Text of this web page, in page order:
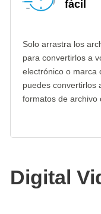
fácil
Solo arrastra los
para convertirlos a
electrónico o marca
puedes convertirlos
formatos de archivo
Digital